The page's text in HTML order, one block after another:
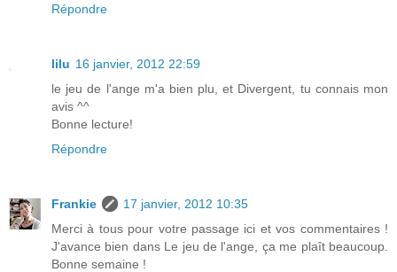
Répondre
lilu 16 janvier, 2012 22:59
le jeu de l'ange m'a bien plu, et Divergent, tu connais mon
avis ^^
Bonne lecture!
Répondre
Frankie
17 janvier, 2012 10:35
Merci à tous pour votre passage ici et vos commentaires !
J'avance bien dans Le jeu de l'ange, ça me plaît beaucoup.
Bonne semaine !